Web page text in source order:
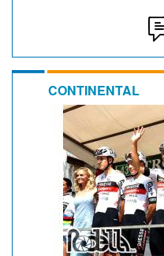
CONTINENTAL